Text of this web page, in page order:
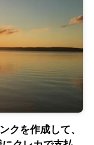
クを作成して、